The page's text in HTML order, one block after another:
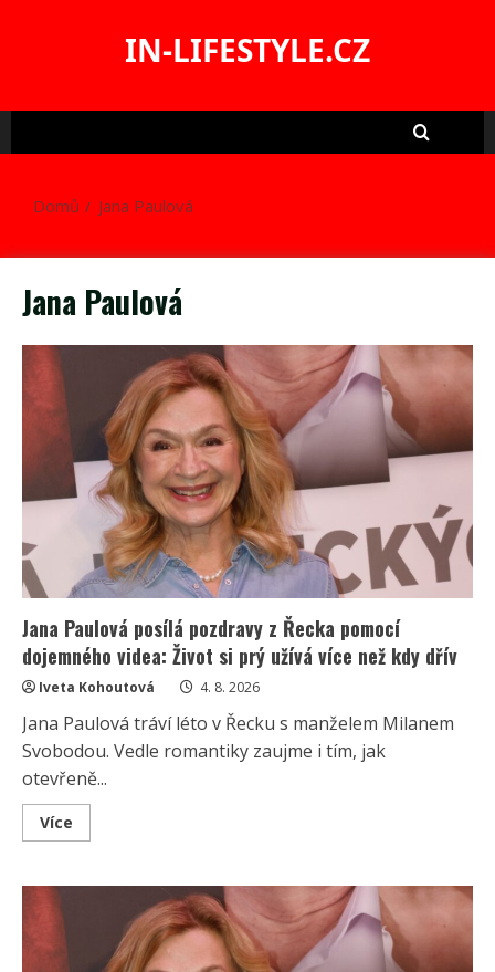
IN-LIFESTYLE.CZ
Domů Jana Paulová
Jana Paulová
Jana Paulová posílá pozdravy z Řecka pomocí
dojemného videa: Život si prý užívá více než kdy dřív
Iveta Kohoutová 4. 8. 2026
Jana Paulová tráví léto v Řecku s manželem Milanem
Svobodou. Vedle romantiky zaujme i tím, jak
otevřeně...
Více
more
Paulová
pozdravy
Řecka
pomocí